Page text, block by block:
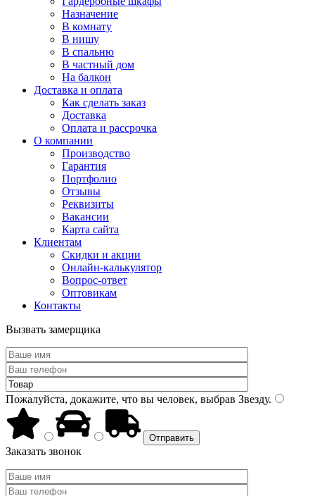
Назначение
В комнату
В нишу
В спальню
В частный дом
На балкон
Доставка и оплата
Как сделать заказ
Доставка
Оплата и рассрочка
О компании
Производство
Гарантия
Портфолио
Отзывы
Реквизиты
Вакансии
Карта сайта
Клиентам
Скидки и акции
Онлайн-калькулятор
Вопрос-ответ
Оптовикам
Контакты
Вызвать замерщика
Пожалуйста, докажите, что вы человек, выбрав Звезду.
Заказать звонок